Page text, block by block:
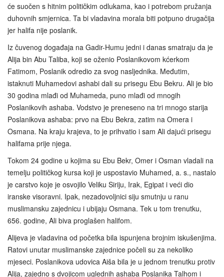
će suočen s hitnim političkim odlukama, kao i potrebom pružanja
duhovnih smjernica. Ta bi vladavina morala biti potpuno drugačija
jer halifa nije poslanik.
Iz čuvenog događaja na Gadir-Humu jedni i danas smatraju da je
Alija bin Abu Taliba, koji se oženio Poslanikovom kćerkom
Fatimom, Poslanik odredio za svog nasljednika. Međutim,
istaknuti Muhamedovi ashabi dali su prisegu Ebu Bekru. Ali je bio
30 godina mlađi od Muhameda, puno mlađi od mnogih
Poslanikovih ashaba. Vodstvo je preneseno na tri mnogo starija
Poslanikova ashaba: prvo na Ebu Bekra, zatim na Omera i
Osmana. Na kraju krajeva, to je prihvatio i sam Ali dajući prisegu
halifama prije njega.
Tokom 24 godine u kojima su Ebu Bekr, Omer i Osman vladali na
temelju političkog kursa koji je uspostavio Muhamed, a. s., nastalo
je carstvo koje je osvojilo Veliku Siriju, Irak, Egipat i veći dio
iranske visoravni. Ipak, nezadovoljnici siju smutnju u ranu
muslimansku zajednicu i ubijaju Osmana. Tek u tom trenutku,
656. godine, Ali biva proglašen halifom.
Alijeva je vladavina od početka bila ispunjena brojnim iskušenjima.
Ratovi unutar muslimanske zajednice počeli su za nekoliko
mjeseci. Poslanikova udovica Aiša bila je u jednom trenutku protiv
Alija, zajedno s dvojicom uglednih ashaba Poslanika Talhom i